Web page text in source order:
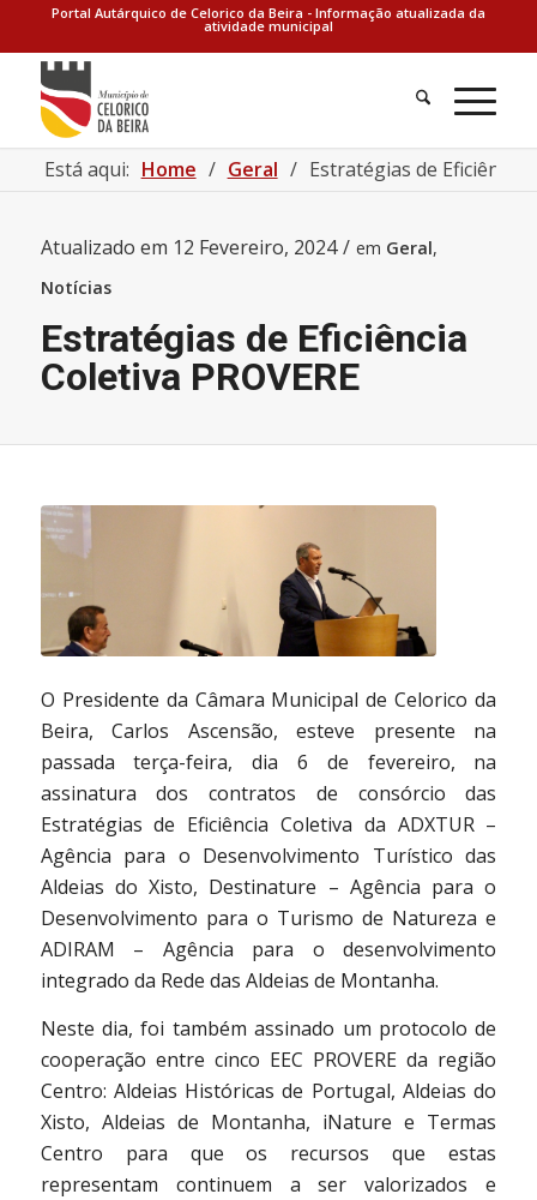
Portal Autárquico de Celorico da Beira - Informação atualizada da
atividade municipal
Está aqui: Home / Geral / Estratégias de Eficiência
Atualizado em 12 Fevereiro, 2024 / em Geral,
Notícias
Estratégias de Eficiência
Coletiva PROVERE
O Presidente da Câmara Municipal de Celorico da
Beira, Carlos Ascensão, esteve presente na
passada terça-feira, dia 6 de fevereiro, na
assinatura dos contratos de consórcio das
Estratégias de Eficiência Coletiva da ADXTUR –
Agência para o Desenvolvimento Turístico das
Aldeias do Xisto, Destinature – Agência para o
Desenvolvimento para o Turismo de Natureza e
ADIRAM – Agência para o desenvolvimento
integrado da Rede das Aldeias de Montanha.
Neste dia, foi também assinado um protocolo de
cooperação entre cinco EEC PROVERE da região
Centro: Aldeias Históricas de Portugal, Aldeias do
Xisto, Aldeias de Montanha, iNature e Termas
Centro para que os recursos que estas
representam continuem a ser valorizados e